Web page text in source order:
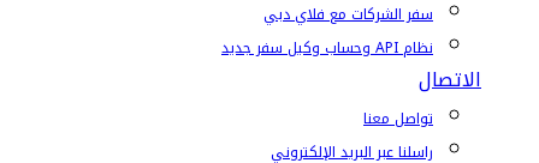
سفر الشركات مع فلاي دبي
نظام API وحساب وكيل سفر جديد
الاتصال
تواصل معنا
راسلنا عبر البريد الإلكتروني